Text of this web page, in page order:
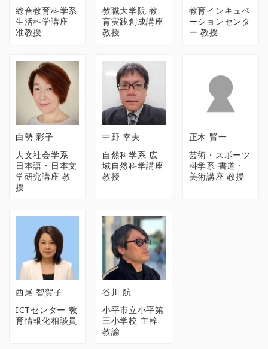
総合教育科学系
生活科学講座
准教授
教職大学院 教
育実践創成講座
教授
教育インキュベ
ーションセンタ
ー 教授
白勢 彩子
人文社会学系
日本語・日本文
学研究講座 教
授
中野 幸夫
自然科学系 広
域自然科学講座
教授
正木 賢一
芸術・スポーツ
科学系 書道・
美術講座 教授
西尾 智賀子
ICTセンター 教
育情報化相談員
谷川 航
小平市立小平第
三小学校 主幹
教諭